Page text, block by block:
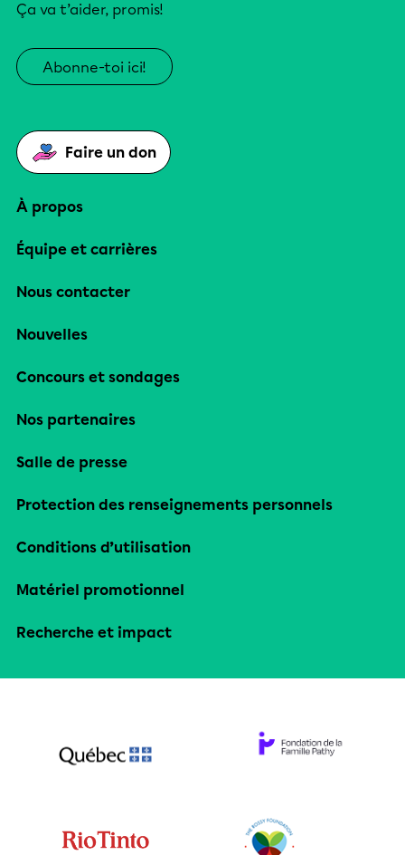
Ça va t’aider, promis!
Abonne-toi ici!
Faire un don
À propos
Équipe et carrières
Nous contacter
Nouvelles
Concours et sondages
Nos partenaires
Salle de presse
Protection des renseignements personnels
Conditions d’utilisation
Matériel promotionnel
Recherche et impact